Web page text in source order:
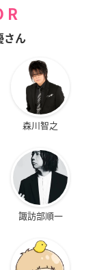
さん
森川智之
諏訪部順一